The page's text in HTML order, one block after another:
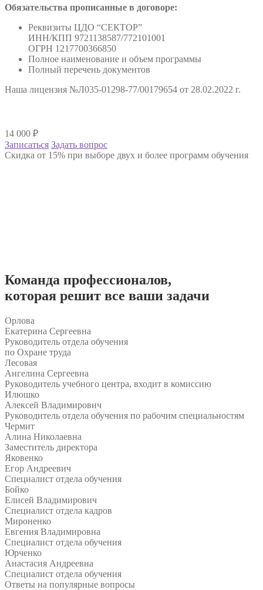
Обязательства прописанные в договоре:
Реквизиты ЦДО “СЕКТОР”
ИНН/КПП 9721138587/772101001
ОГРН 1217700366850
Полное наименование и объем программы
Полный перечень документов
Наша лицензия №Л035-01298-77/00179654 от 28.02.2022 г.
14 000 ₽
Записаться Задать вопрос
Скидка от 15% при выборе двух и более программ обучения
Команда профессионалов,
которая решит все ваши задачи
Орлова
Екатерина Сергеевна
Руководитель отдела обучения
по Охране труда
Лесовая
Ангелина Сергеевна
Руководитель учебного центра, входит в комиссию
Илюшко
Алексей Владимирович
Руководитель отдела обучения по рабочим специальностям
Чермит
Алина Николаевна
Заместитель директора
Яковенко
Егор Андреевич
Специалист отдела обучения
Бойко
Елисей Владимирович
Специалист отдела кадров
Мироненко
Евгения Владимировна
Специалист отдела обучения
Юрченко
Анастасия Андреевна
Специалист отдела обучения
Ответы на популярные вопросы